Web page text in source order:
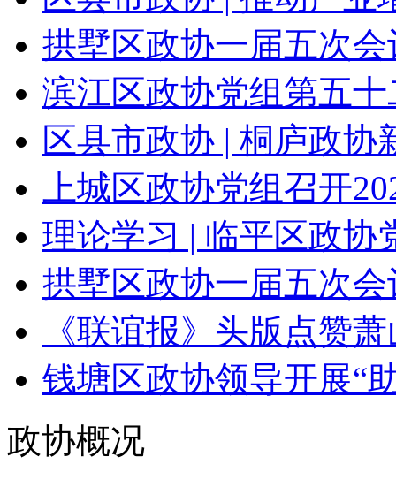
拱墅区政协一届五次
滨江区政协党组第五
区县市政协 | 桐庐政协
上城区政协党组召开
理论学习 | 临平区政协
拱墅区政协一届五次
《联谊报》头版点赞
钱塘区政协领导开展“
政协概况